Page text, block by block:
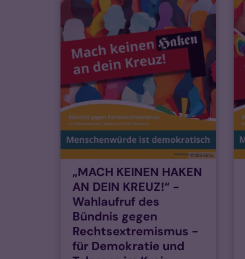
© Bündnis
„MACH KEINEN HAKEN
AN DEIN KREUZ!“ -
Wahlaufruf des
Bündnis gegen
Rechtsextremismus -
für Demokratie und